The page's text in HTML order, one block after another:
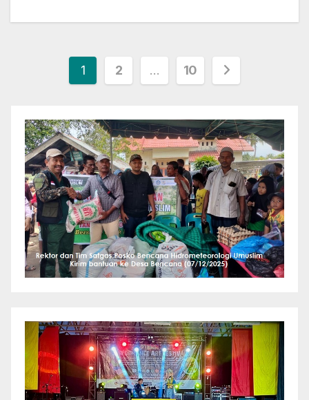
Posts
1 2 … 10